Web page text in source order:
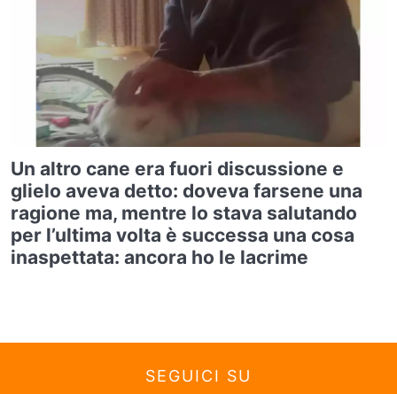
Un altro cane era fuori discussione e
glielo aveva detto: doveva farsene una
ragione ma, mentre lo stava salutando
per l’ultima volta è successa una cosa
inaspettata: ancora ho le lacrime
SEGUICI SU